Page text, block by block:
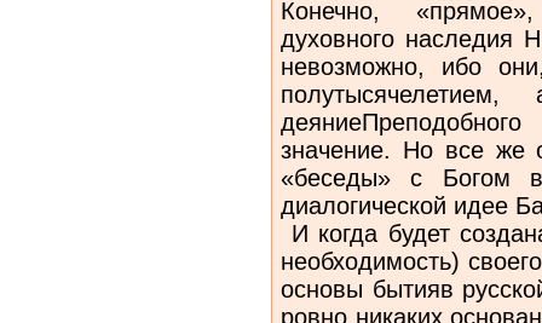
Конечно,
духовного наследия
невозможно, ибо
значение. Но все же
«беседы» с Богом
диалогической идее
И когда будет
необходимость)
основы бытияв
ровно никаких